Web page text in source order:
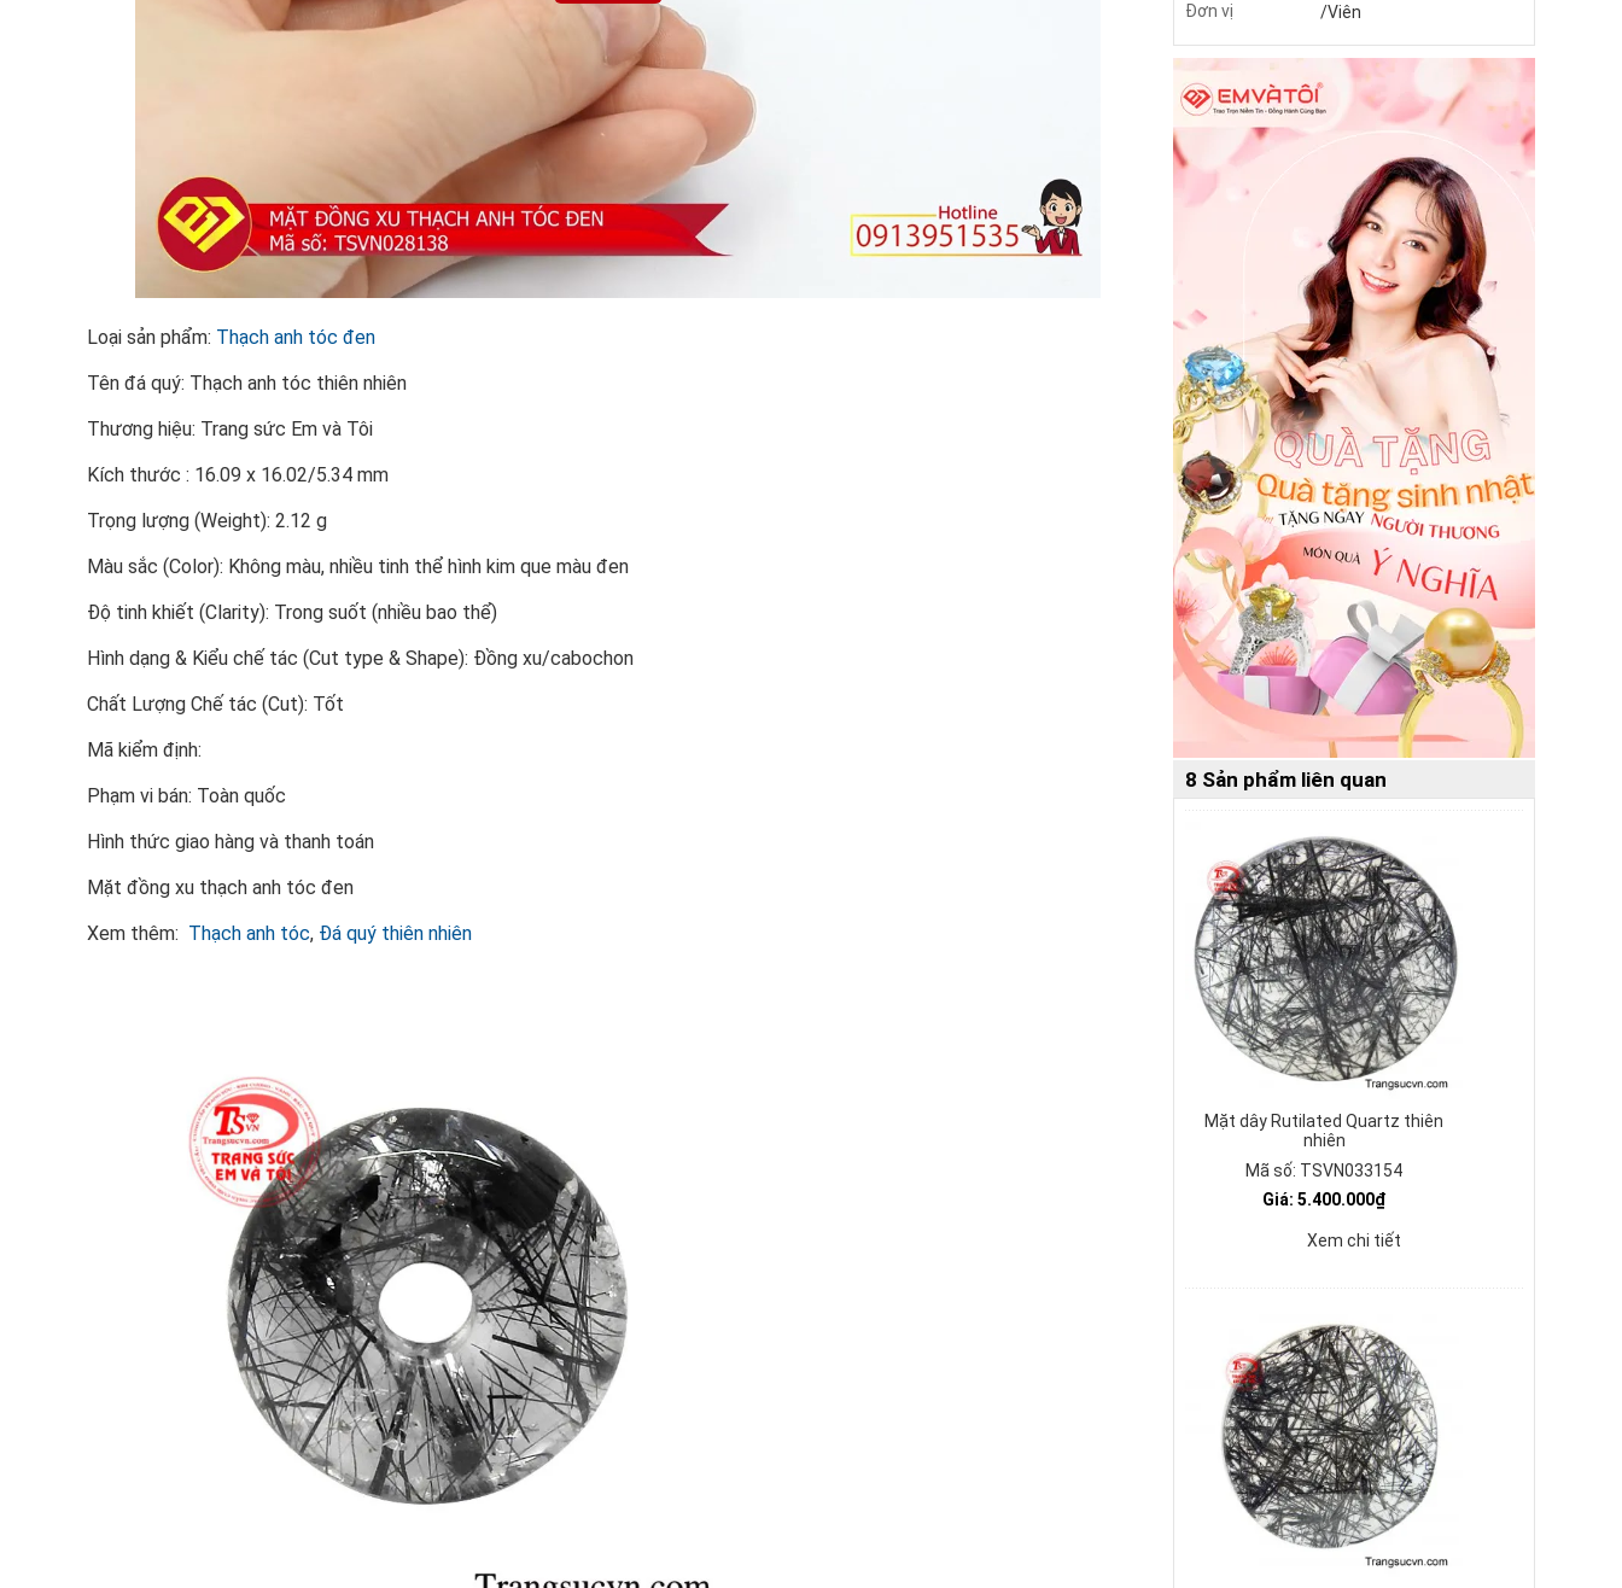
Loại sản phẩm: Thạch anh tóc đen
Tên đá quý: Thạch anh tóc thiên nhiên
Thương hiệu: Trang sức Em và Tôi
Kích thước : 16.09 x 16.02/5.34 mm
Trọng lượng (Weight): 2.12 g
Màu sắc (Color): Không màu, nhiều tinh thể hình kim que màu đen
Độ tinh khiết (Clarity): Trong suốt (nhiều bao thể)
Hình dạng & Kiểu chế tác (Cut type & Shape): Đồng xu/cabochon
Chất Lượng Chế tác (Cut): Tốt
Mã kiểm định:
Phạm vi bán: Toàn quốc
Hình thức giao hàng và thanh toán
Mặt đồng xu thạch anh tóc đen
Xem thêm: Thạch anh tóc, Đá quý thiên nhiên
Đơn vị /Viên
8 Sản phẩm liên quan
Mặt dây Rutilated Quartz thiên
nhiên
Mã số: TSVN033154
Giá: 5.400.000₫
Xem chi tiết